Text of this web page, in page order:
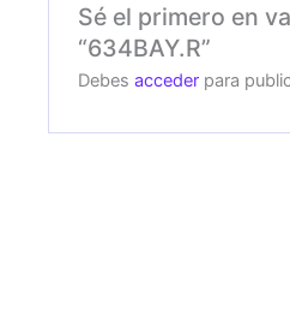
Sé el primero en
“634BAY.R”
Debesacceder para